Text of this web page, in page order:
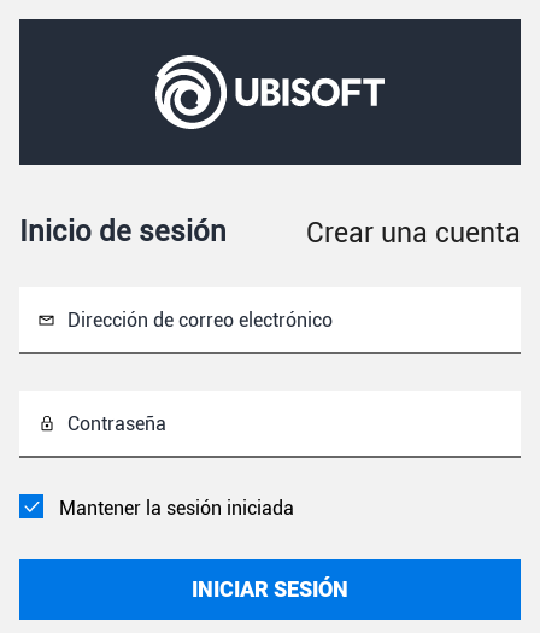
Inicio de sesión Crear una cuenta
Dirección de correo electrónico
Contraseña
Mantener la sesión iniciada
INICIAR SESIÓN